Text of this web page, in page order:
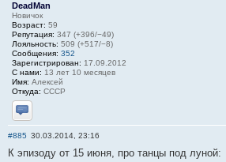
DeadMan
Новичок
Возраст: 59
Репутация: 347 (+396/−49)
Лояльность: 509 (+517/−8)
Сообщения: 352
Зарегистрирован: 17.09.2012
С нами: 13 лет 10 месяцев
Имя: Алексей
Откуда: CCCР
Отправить личное сообщение
#885 30.03.2014, 23:16
К эпизоду от 15 июня, про танцы под луной: